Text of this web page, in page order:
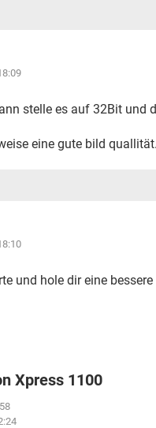
stelle es auf 32Bit und
eine gute bild quallität.
und hole dir eine
Xpress 1100